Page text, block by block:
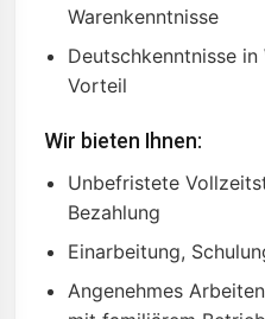
Warenkenntnisse
Deutschkenntnisse
Vorteil
Wir bieten Ihnen:
Unbefristete
Bezahlung
Einarbeitung,
Angenehmes